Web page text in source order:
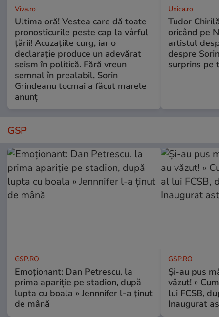
Viva.ro
Ultima oră! Vestea care dă toate
pronosticurile peste cap la vârful
țării! Acuzațiile curg, iar o
declarație produce un adevărat
seism în politică. Fără vreun
semnal în prealabil, Sorin
Grindeanu tocmai a făcut marele
anunț
Unica.ro
Tudor
oricând pe
artistul
despre
surprins pe
GSP
GSP.RO
Emoționant: Dan Petrescu, la
prima apariție pe stadion, după
lupta cu boala » Jennnifer l-a ținut
de mână
GSP.RO
Și-au pus
văzut! »
lui FCSB,
Inaugurat